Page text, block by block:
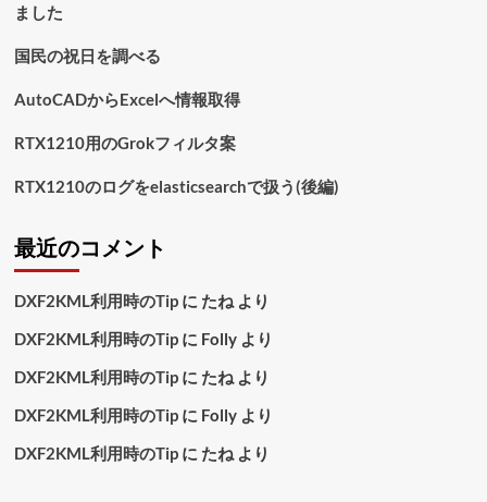
読
ました
国民の祝日を調べる
AutoCADからExcelへ情報取得
RTX1210用のGrokフィルタ案
RTX1210のログをelasticsearchで扱う(後編)
最近のコメント
DXF2KML利用時のTipに たねより
DXF2KML利用時のTipに Follyより
DXF2KML利用時のTipに たねより
DXF2KML利用時のTipに Follyより
DXF2KML利用時のTipに たねより